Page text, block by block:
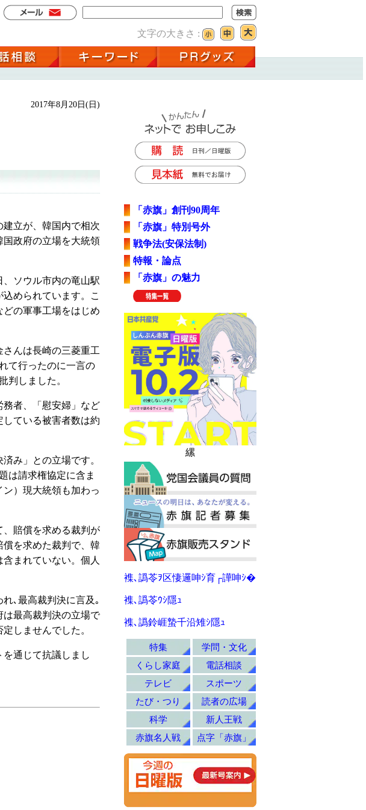
文字の大きさ :
2017年8月20日(日)
立が、韓国内で相次
政府の立場を大統領
ソウル市内の竜山駅
められています。こ
の軍事工場をはじめ
んは長崎の三菱重工
て行ったのに一言の
判しました。
者、「慰安婦」など
ている被害者数は約
み」との立場です。
は請求権協定に含ま
）現大統領も加わっ
賠償を求める裁判が
を求めた裁判で、韓
まれていない。個人
､最高裁判決に言及｡
は最高裁判決の立場で
しませんでした。
通じて抗議しまし
「赤旗」創刊90周年
「赤旗」特別号外
戦争法(安保法制)
特報・論点
「赤旗」の魅力
縲
襍､譌苓ｦ区悽邏呻ｼ育┌譁呻ｼ�
襍､譌苓ｳｼ隱ｭ
襍､譌鈴崕蟄千沿雉ｼ隱ｭ
特集
学問・文化
くらし家庭
電話相談
テレビ
スポーツ
たび・つり
読者の広場
科学
新人王戦
赤旗名人戦
点字「赤旗」